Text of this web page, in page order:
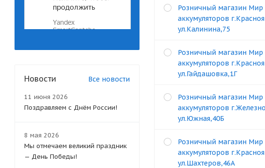
Розничный магазин Мир
аккумуляторов
ул.Калинина,75
Розничный магазин Мир
аккумуляторов
ул.Гайдашовка,1Г
Розничный магазин Мир
аккумуляторов
ул.Южная,40Б
Розничный магазин Мир
аккумуляторов
ул.Шахтеров,46А
Новости Все новости
11 июня 2026
Поздравляем с Днём России!
8 мая 2026
Мы отмечаем великий праздник
— День Победы!